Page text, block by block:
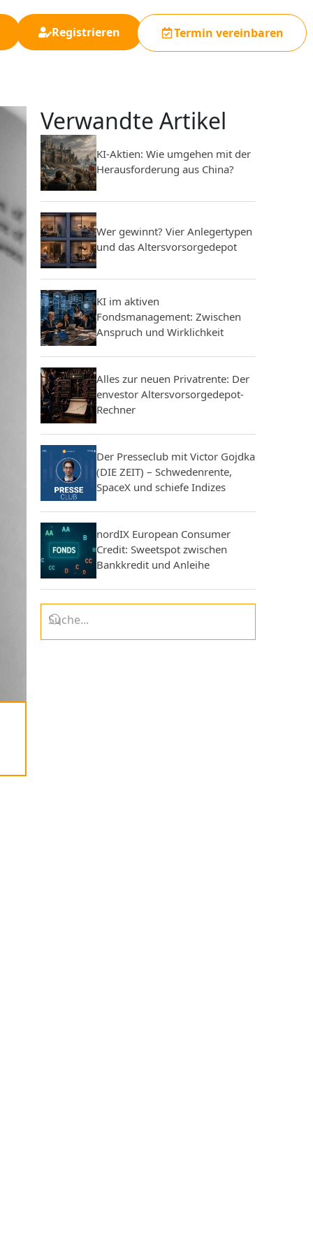
Registrieren Termin vereinbaren
Verwandte Artikel
KI-Aktien: Wie umgehen mit der
Herausforderung aus China?
Wer gewinnt? Vier Anlegertypen
und das Altersvorsorgedepot
KI im aktiven
Fondsmanagement: Zwischen
Anspruch und Wirklichkeit
Alles zur neuen Privatrente: Der
envestor Altersvorsorgedepot-
Rechner
Der Presseclub mit Victor Gojdka
(DIE ZEIT) – Schwedenrente,
SpaceX und schiefe Indizes
nordIX European Consumer
Credit: Sweetspot zwischen
Bankkredit und Anleihe